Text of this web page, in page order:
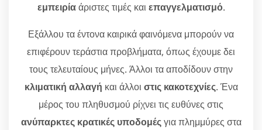
εμπειρίαάριστες τιμές και επαγγελματισμό.
Εξάλλου τα έντονα καιρικά φαινόμενα μπορούν να
επιφέρουν τεράστια προβλήματα, όπως έχουμε δει
τους τελευταίους μήνες. Άλλοι τα αποδίδουν στην
κλιματική αλλαγή και άλλοι στις κακοτεχνίες. Ένα
μέρος του πληθυσμού ρίχνει τις ευθύνες στις
ανύπαρκτες κρατικές υποδομέςγια πλημμύρες στα